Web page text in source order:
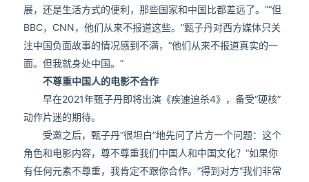
展，还是生活方式的便利，那些国家和中国比都差远了。”“但
BBC，CNN，他们从来不报道这些。”甄子丹对西方媒体只关
注中国负面故事的情况感到不满，“他们从来不报道真实的一
面。但我就身处中国。”
不尊重中国人的电影不合作
早在2021年甄子丹即将出演《疾速追杀4》，备受“硬核”
动作片迷的期待。
受邀之后，甄子丹“很坦白”地先问了片方一个问题：这个
角色和电影内容，尊不尊重我们中国人和中国文化？“如果你
有任何元素不尊重，我肯定不跟你合作。”得到对方“我们非常